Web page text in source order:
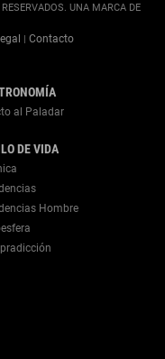
UNA MARCA DE
| Contacto
al Paladar
DE VIDA
Hombre